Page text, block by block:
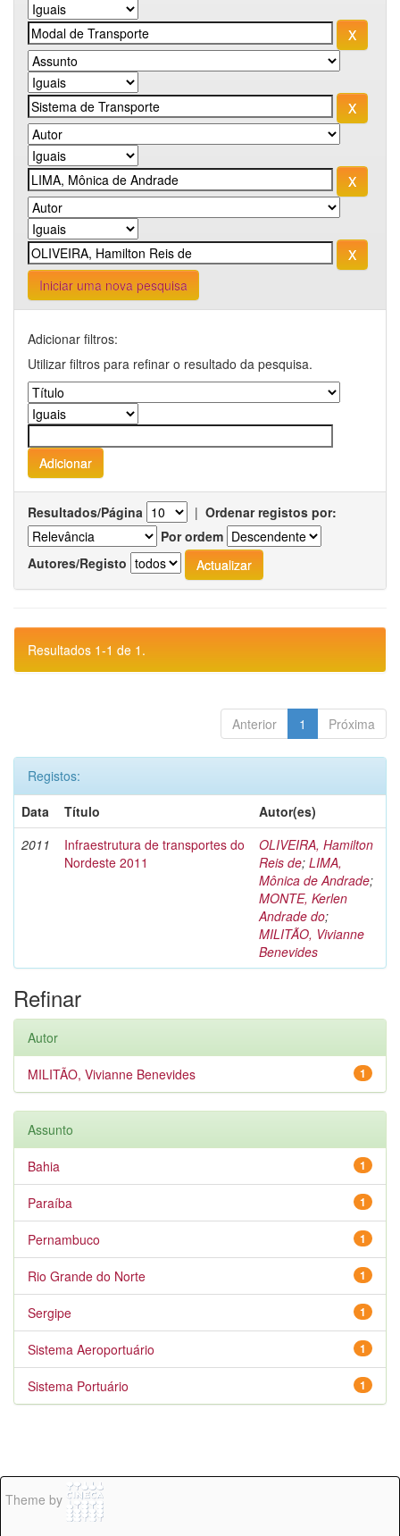
Iniciar uma nova pesquisa
Adicionar filtros:
Utilizar filtros para refinar o resultado da pesquisa.
Resultados/Página | Ordenar registos por:
Por ordem
Autores/Registo
Resultados 1-1 de 1.
Anterior 1 Próxima
Registos:
Data
Título
Autor(es)
2011
Infraestrutura de transportes do
Nordeste 2011
OLIVEIRA, Hamilton
Reis de; LIMA,
Mônica de Andrade;
MONTE, Kerlen
Andrade do;
MILITÃO, Vivianne
Benevides
Refinar
Autor
1
MILITÃO, Vivianne Benevides
Assunto
1
Bahia
1
Paraíba
1
Pernambuco
1
Rio Grande do Norte
1
Sergipe
1
Sistema Aeroportuário
1
Sistema Portuário
Theme by